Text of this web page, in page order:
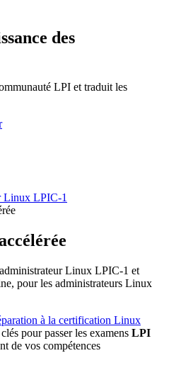
des
LPI et traduit les
Linux LPIC-1
Linux LPIC-1 et
pour les administrateurs Linux
à la certification Linux
pour passer les examens LPI
de vos compétences